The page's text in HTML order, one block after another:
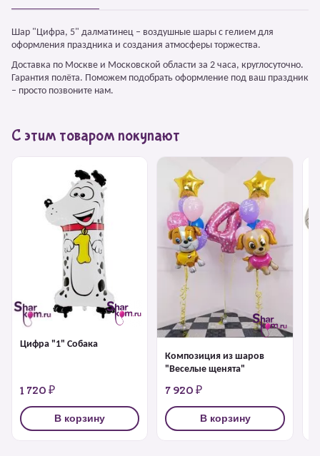
Шар "Цифра, 5" далматинец – воздушные шары с гелием для
оформления праздника и создания атмосферы торжества.
Доставка по Москве и Московской области за 2 часа, круглосуточно.
Гарантия полёта. Поможем подобрать оформление под ваш праздник
– просто позвоните нам.
С этим товаром покупают
Цифра "1" Собака
1 720 ₽
В корзину
Композиция из шаров
"Веселые щенята"
7 920 ₽
В корзину